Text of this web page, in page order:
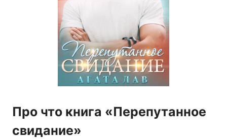
Про что книга «Перепутанное
свидание»